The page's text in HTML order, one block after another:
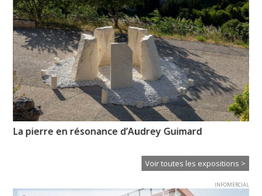
La pierre en résonance d’Audrey Guimard
Voir toutes les expositions >
INFOMERCIAL